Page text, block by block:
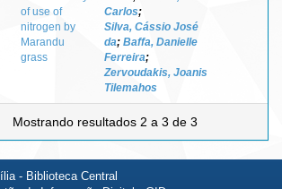
of use of
nitrogen by
Marandu
grass
Carlos;
Silva, Cássio José
da; Baffa, Danielle
Ferreira;
Zervoudakis, Joanis
Tilemahos
Mostrando resultados 2 a 3 de 3
- Biblioteca Central